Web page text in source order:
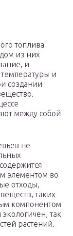
топлива
из них
и
и
создании
между собой
не
элементом во
отходы,
таких
компонентом
так
растений.